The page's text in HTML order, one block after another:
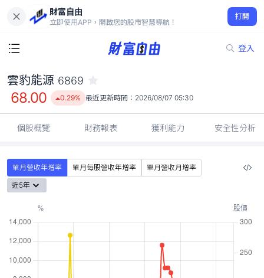
財富自由
立即使用APP，開啟您的股市智慧導航！
打開
登入
68.00
0.29%
雲豹能源 6869
68.00 0.29% 最近更新時間： 2026/08/07 05:30
個股概覽 財務報表 獲利能力 安全性分析
單月營收年增率 單月每股營收年增率
單月營收月增率
近5年